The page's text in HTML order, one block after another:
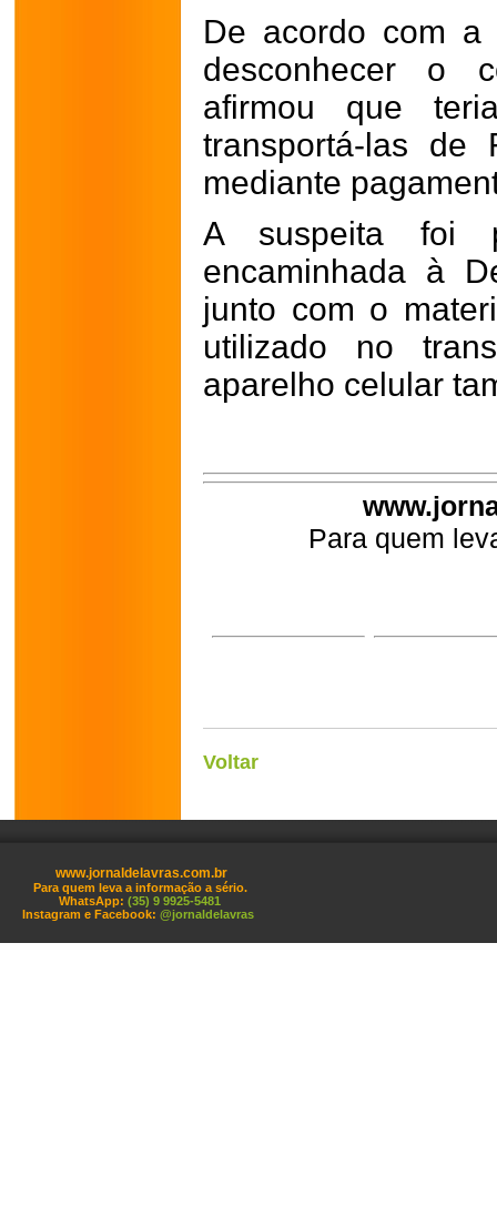
De acordo com a
desconhecer o
afirmou que
transportá-las de
mediante
A suspeita foi
encaminhada à
junto com o
utilizado no
aparelho celular
Para quem
Voltar
www.jornaldelavras.com.br
Para quem leva a informação a sério.
WhatsApp: (35) 9 9925-5481
Instagram e Facebook: @jornaldelavras